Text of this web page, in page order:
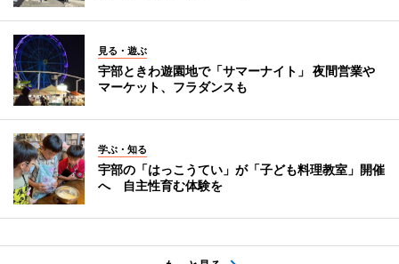
見る・遊ぶ
宇部ときわ遊園地で「サマーナイト」 夜間営業や
マーケット、フラダンスも
学ぶ・知る
宇部の「はっこうてい」が「子ども料理教室」開催
へ 自主性育む体験を